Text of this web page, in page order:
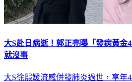
大S赴日病逝！郭正亮曝「發病黃金